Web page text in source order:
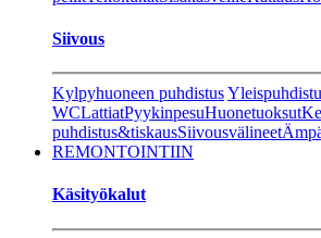
Siivous
Kylpyhuoneen puhdistus
WCLattiatPyykinpesuHuonetuoksut
puhdistus&tiskausSiivousvälineet
REMONTOINTIIN
Käsityökalut